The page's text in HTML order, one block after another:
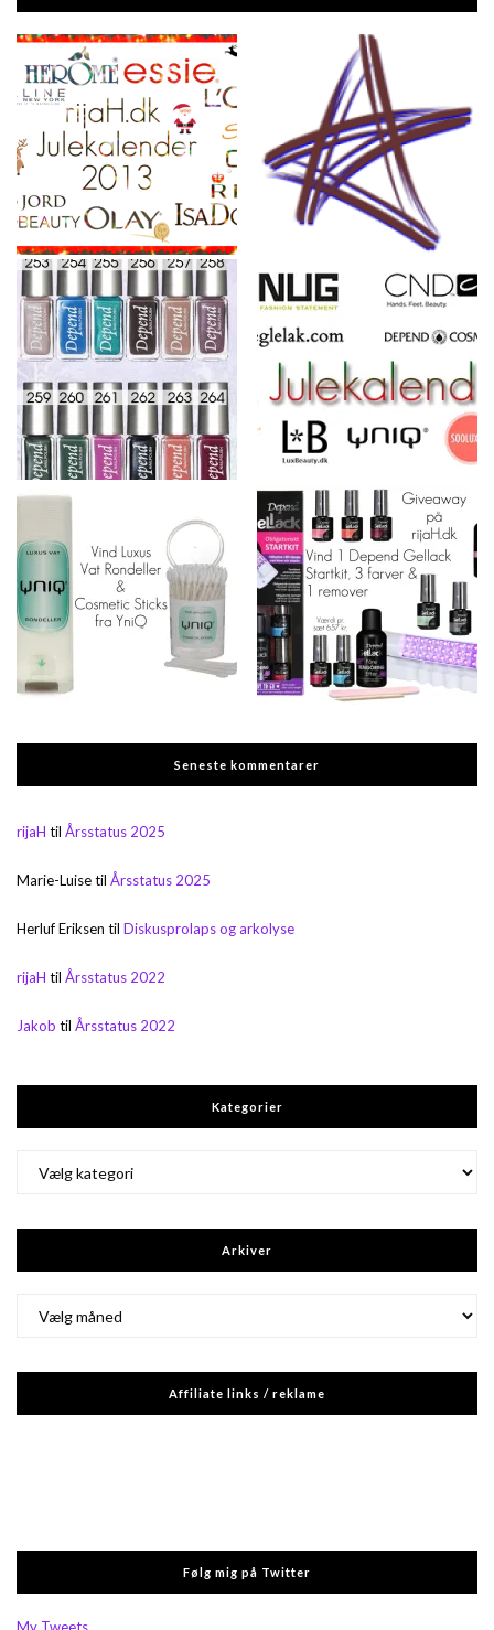
Seneste kommentarer
rijaH til Årsstatus 2025
Marie-Luisetil Årsstatus 2025
Herluf Eriksen til Diskusprolaps og arkolyse
rijaH til Årsstatus 2022
Jakob til Årsstatus 2022
Kategorier
Arkiver
Affiliate links / reklame
Følg mig på Twitter